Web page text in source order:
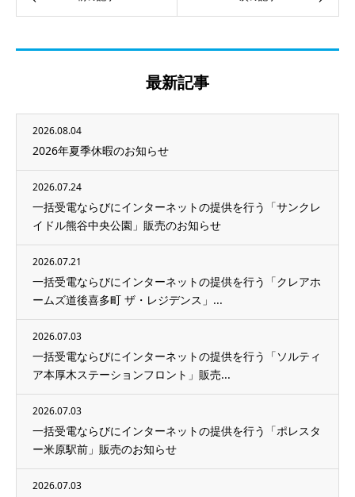
最新記事
2026.08.04
2026年夏季休暇のお知らせ
2026.07.24
一括受電ならびにインターネットの提供を行う「サンクレ
イドル熊谷中央公園」販売のお知らせ
2026.07.21
一括受電ならびにインターネットの提供を行う「クレアホ
ームズ道後喜多町 ザ・レジデンス」...
2026.07.03
一括受電ならびにインターネットの提供を行う「ソルティ
ア本厚木ステーションフロント」販売...
2026.07.03
一括受電ならびにインターネットの提供を行う「ポレスタ
ー米原駅前」販売のお知らせ
2026.07.03